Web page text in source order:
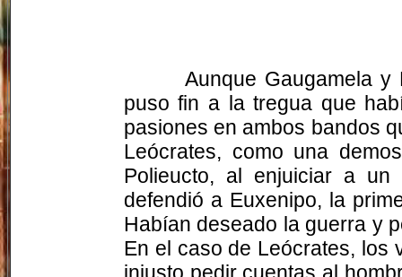
Aunque Gaugamela
puso fin a la tregua que
pasiones en ambos bandos
Leócrates, como una
Polieucto, al enjuiciar a un
defendió a Euxenipo, la
Habían deseado la guerra y
En el caso de Leócrates, los